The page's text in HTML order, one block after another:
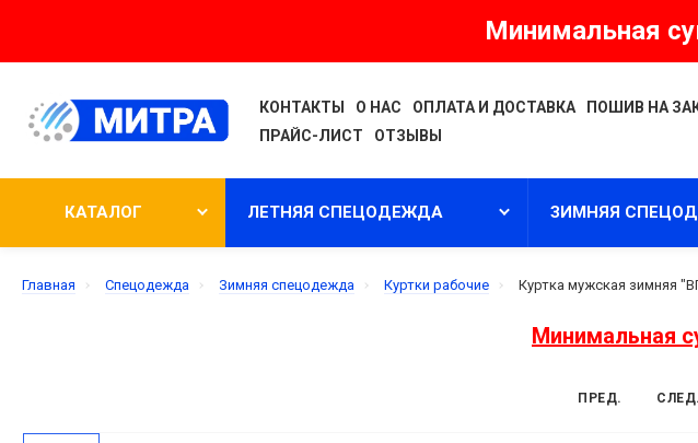
Минимальная
КОНТАКТЫ О НАС ОПЛАТА И ДОСТАВКА
ПОШИВ НА
ПРАЙС-ЛИСТ
ОТЗЫВЫ
КАТАЛОГ ЛЕТНЯЯ СПЕЦОДЕЖДА ЗИМНЯЯ
Главная Спецодежда Зимняя спецодежда Куртки рабочие Куртка мужская зимняя
Минимальная
ПРЕД. СЛЕД.